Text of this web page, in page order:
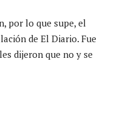
por lo que supe, el
de El Diario. Fue
dijeron que no y se